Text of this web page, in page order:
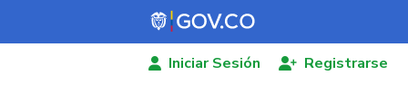
Pasar al contenido principal
Iniciar Sesión Registrarse